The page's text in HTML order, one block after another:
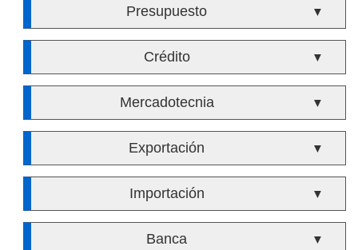
Presupuesto ▼
Crédito ▼
Mercadotecnia ▼
Exportación ▼
Importación ▼
Banca ▼